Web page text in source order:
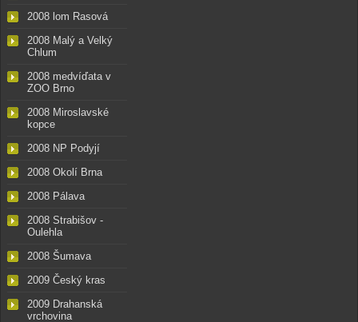
2008 lom Rasová
2008 Malý a Velký
Chlum
2008 medvíďata v
ZOO Brno
2008 Miroslavské
kopce
2008 NP Podyjí
2008 Okolí Brna
2008 Pálava
2008 Strabišov -
Oulehla
2008 Šumava
2009 Český kras
2009 Drahanská
vrchovina